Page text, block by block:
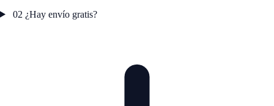
02 ¿Hay envío gratis?